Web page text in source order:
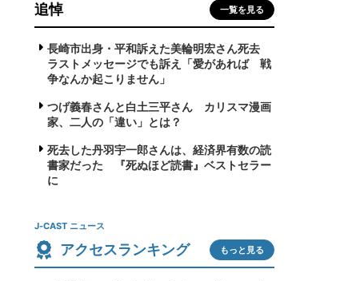
追悼 一覧を見る
長崎市出身・平和訴えた美輪明宏さん死去
ラストメッセージでも訴え「愛があれば 戦
争なんか起こりません」
つげ義春さんと白土三平さん カリスマ漫画
家、二人の「違い」とは？
死去した丹羽宇一郎さんは、経済界有数の読
書家だった 『死ぬほど読書』ベストセラー
に
J-CAST ニュース
アクセスランキング もっと見る